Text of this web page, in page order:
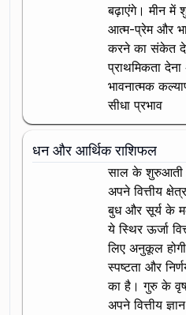
बढ़ाएंगे। मीन
आत्म-प्रेम और
करने का संकेत
प्राथमिकता
भावनात्मक
सीधा प्रभाव
धन और आर्थिक राशिफल
साल के शुरुआती
अपने वित्तीय
बुध और सूर्य के
ये स्थिर ऊर्जा
लिए अनुकूल
स्पष्टता और
का है। गुरु के
अपने वित्तीय